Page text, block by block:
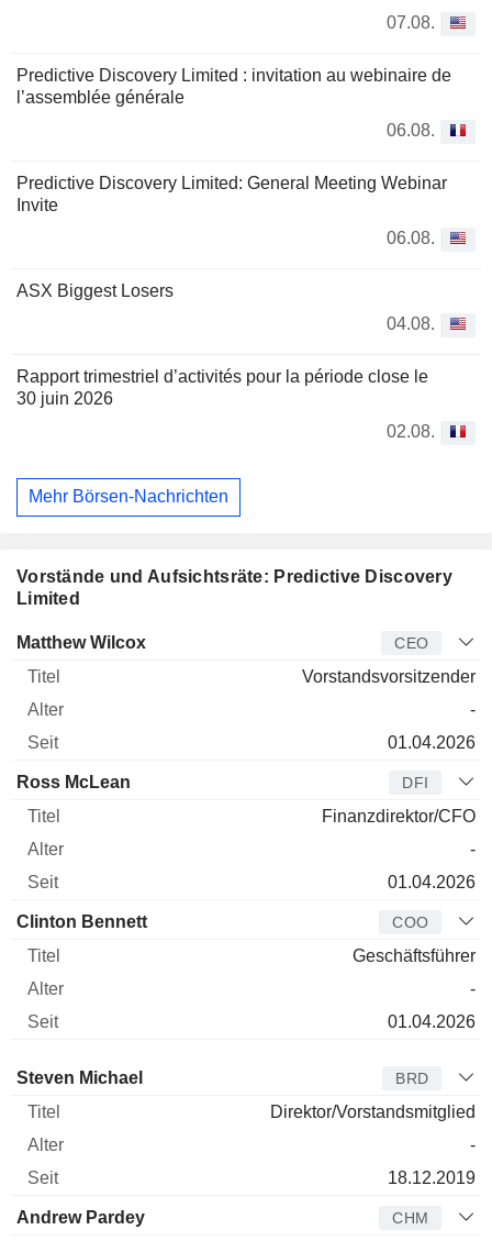
07.08.
Predictive Discovery Limited : invitation au webinaire de
l’assemblée générale
06.08.
Predictive Discovery Limited: General Meeting Webinar
Invite
06.08.
ASX Biggest Losers
04.08.
Rapport trimestriel d’activités pour la période close le
30 juin 2026
02.08.
Mehr Börsen-Nachrichten
Vorstände und Aufsichtsräte: Predictive Discovery
Limited
Manager Titel Alter
Matthew Wilcox CEO
Vorstandsvorsitzender
-
01.04.2026
Ross McLean DFI
Finanzdirektor/CFO
-
01.04.2026
Clinton Bennett COO
Geschäftsführer
-
01.04.2026
Verwaltungsratsmitglied
Steven Michael BRD
Direktor/Vorstandsmitglied
-
18.12.2019
Andrew Pardey CHM